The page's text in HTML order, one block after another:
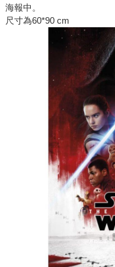
海報中。
尺寸為60*90 cm